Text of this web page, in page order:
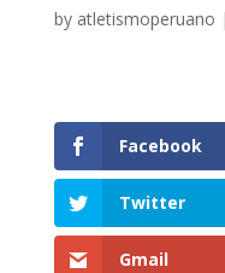
by atletismoperuano |
Facebook
Twitter
Gmail